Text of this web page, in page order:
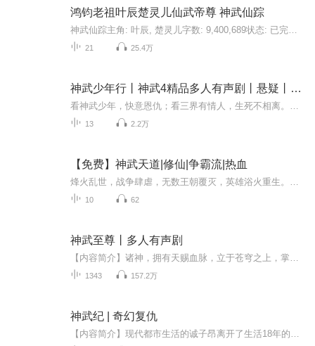
鸿钧老祖叶辰楚灵儿仙武帝尊 神武仙踪
21 25.4万
神武少年行丨神武4精品多人有声剧丨悬疑丨爱情丨免费
13 2.2万
【免费】神武天道|修仙|争霸流|热血
10 62
神武至尊丨多人有声剧
1343 157.2万
神武纪 | 奇幻复仇